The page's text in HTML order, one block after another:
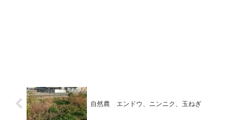
自然農 エンドウ、ニンニク、玉ねぎ